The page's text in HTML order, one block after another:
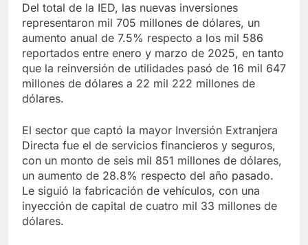
Del total de la IED, las nuevas inversiones
representaron mil 705 millones de dólares, un
aumento anual de 7.5% respecto a los mil 586
reportados entre enero y marzo de 2025, en tanto
que la reinversión de utilidades pasó de 16 mil 647
millones de dólares a 22 mil 222 millones de
dólares.
El sector que captó la mayor Inversión Extranjera
Directa fue el de servicios financieros y seguros,
con un monto de seis mil 851 millones de dólares,
un aumento de 28.8% respecto del año pasado.
Le siguió la fabricación de vehículos, con una
inyección de capital de cuatro mil 33 millones de
dólares.